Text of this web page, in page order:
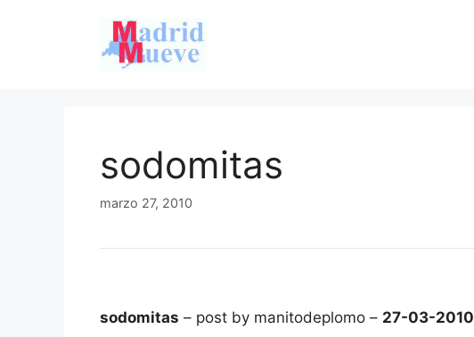
sodomitas
marzo 27, 2010
sodomitas – post by manitodeplomo – 27-03-2010